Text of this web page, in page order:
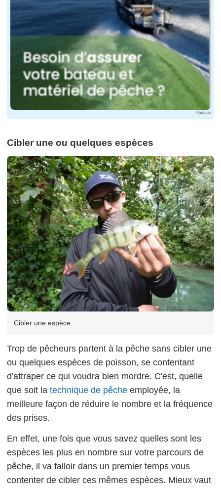
Publicité
Cibler une ou quelques espèces
Cibler une espèce
Trop de pêcheurs partent à la pêche sans cibler une
ou quelques espèces de poisson, se contentant
d'attraper ce qui voudra bien mordre. C'est, quelle
que soit la technique de pêche employée, la
meilleure façon de réduire le nombre et la fréquence
des prises.
En effet, une fois que vous savez quelles sont les
espèces les plus en nombre sur votre parcours de
pêche, il va falloir dans un premier temps vous
contenter de cibler ces mêmes espèces. Mieux vaut